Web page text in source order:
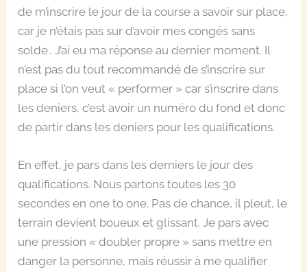
de m’inscrire le jour de la course a savoir sur place,
car je n’étais pas sur d’avoir mes congés sans
solde.. J’ai eu ma réponse au dernier moment. Il
n’est pas du tout recommandé de s’inscrire sur
place si l’on veut « performer » car s’inscrire dans
les deniers, c’est avoir un numéro du fond et donc
de partir dans les deniers pour les qualifications.
En effet, je pars dans les derniers le jour des
qualifications. Nous partons toutes les 30
secondes en one to one. Pas de chance, il pleut, le
terrain devient boueux et glissant. Je pars avec
une pression « doubler propre » sans mettre en
danger la personne, mais réussir à me qualifier